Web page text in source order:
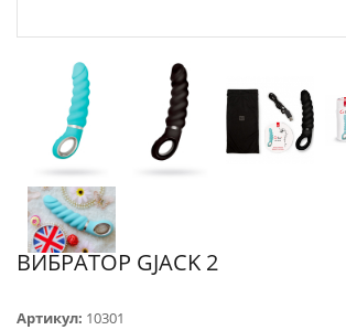
ВИБРАТОР GJACK 2
Артикул: 10301